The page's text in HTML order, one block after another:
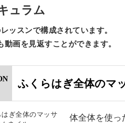
意識したケアは、むくみや冷え
がりのたった5分でできます
ュラム
ッスンで構成されています。
動画を見返すことができます。
ふくらはぎ全体のマ
体全体を使っ